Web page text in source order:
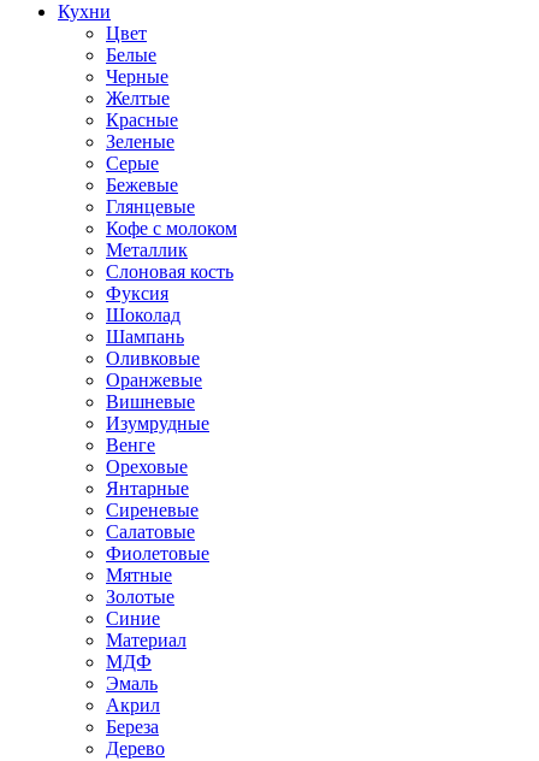
Кухни
Цвет
Белые
Черные
Желтые
Красные
Зеленые
Серые
Бежевые
Глянцевые
Кофе с молоком
Металлик
Слоновая кость
Фуксия
Шоколад
Шампань
Оливковые
Оранжевые
Вишневые
Изумрудные
Венге
Ореховые
Янтарные
Сиреневые
Салатовые
Фиолетовые
Мятные
Золотые
Синие
Материал
МДФ
Эмаль
Акрил
Береза
Дерево